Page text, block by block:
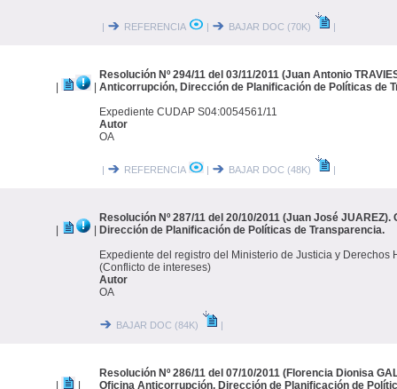
| REFERENCIA | BAJAR DOC (70K) |
Resolución Nº 294/11 del 03/11/2011 (Juan Antonio
Anticorrupción, Dirección de Planificación de Políticas de
Expediente CUDAP S04:0054561/11
Autor
OA
| REFERENCIA | BAJAR DOC (48K) |
Resolución Nº 287/11 del 20/10/2011 (Juan José
Dirección de Planificación de Políticas de Transparencia.
Expediente del registro del Ministerio de Justicia y Derechos
(Conflicto de intereses)
Autor
OA
BAJAR DOC (84K) |
Resolución Nº 286/11 del 07/10/2011 (Florencia Dionisa
Oficina Anticorrupción, Dirección de Planificación de